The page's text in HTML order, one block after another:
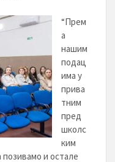
“Прем
а
нашим
подац
има у
прива
тним
пред
школс
ким
позивамо и остале